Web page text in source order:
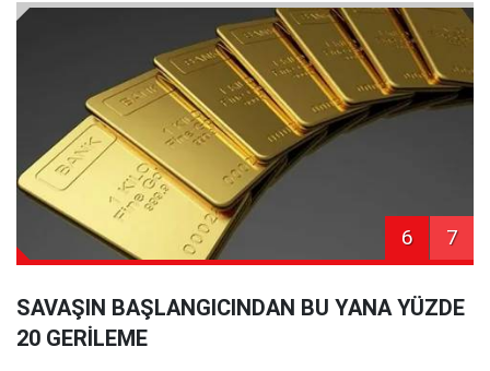
6 7
SAVAŞIN BAŞLANGICINDAN BU YANA YÜZDE
20 GERİLEME